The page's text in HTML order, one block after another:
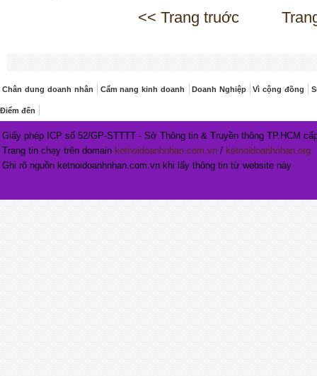
<< Trang truớc
Chân dung doanh nhân Cẩm nang kinh doanh Doanh Nghiệp Vì cộng đồng
Điểm đến
Giấy phép ICP số 52/GP-STTTT - Sở Thông tin & Truyền thông TP.HCM
Trang tin chạy trên domain ketnoidoanhnhan.com.vn / ketnoidoanhnhan.org
Ghi rõ nguồn ketnoidoanhnhan.com.vn khi lấy thông tin từ website này